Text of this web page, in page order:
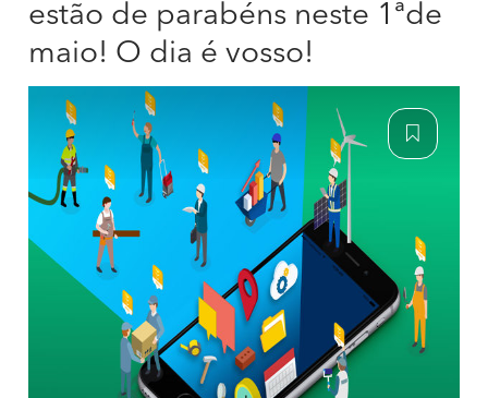
estão de parabéns neste 1ªde
maio! O dia é vosso!